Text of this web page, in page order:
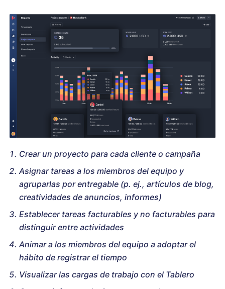
Crear un proyecto para cada cliente o campaña
Asignar tareas a los miembros del equipo y
agruparlas por entregable (p. ej., artículos de blog,
creatividades de anuncios, informes)
Establecer tareas facturables y no facturables para
distinguir entre actividades
Animar a los miembros del equipo a adoptar el
hábito de registrar el tiempo
Visualizar las cargas de trabajo con el Tablero